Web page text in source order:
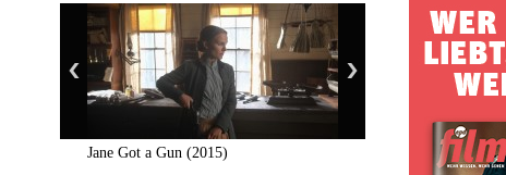
Jane Got a Gun (2015)